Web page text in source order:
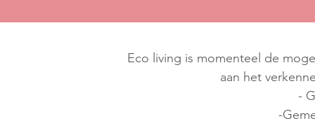
Eco living is momenteel de
aan het
-
-